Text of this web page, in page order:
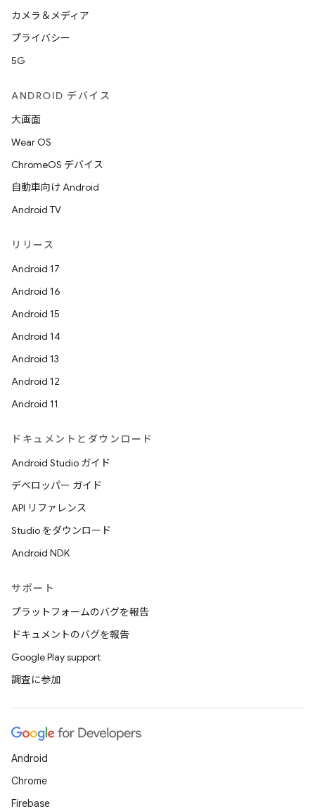
カメラ＆メディア
プライバシー
5G
ANDROID デバイス
大画面
Wear OS
ChromeOS デバイス
自動車向け Android
Android TV
リリース
Android 17
Android 16
Android 15
Android 14
Android 13
Android 12
Android 11
ドキュメントとダウンロード
Android Studio ガイド
デベロッパー ガイド
API リファレンス
Studio をダウンロード
Android NDK
サポート
プラットフォームのバグを報告
ドキュメントのバグを報告
Google Play support
調査に参加
Android
Chrome
Firebase